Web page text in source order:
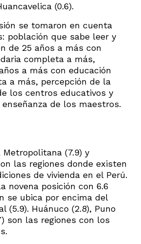
(0.6).
se tomaron en cuenta
población que sabe leer y
de 25 años a más con
completa a más,
a más con educación
a más, percepción de la
los centros educativos y
de los maestros.
Metropolitana (7.9) y
las regiones donde existen
de vivienda en el Perú.
novena posición con 6.6
se ubica por encima del
(5.9). Huánuco (2.8), Puno
son las regiones con los